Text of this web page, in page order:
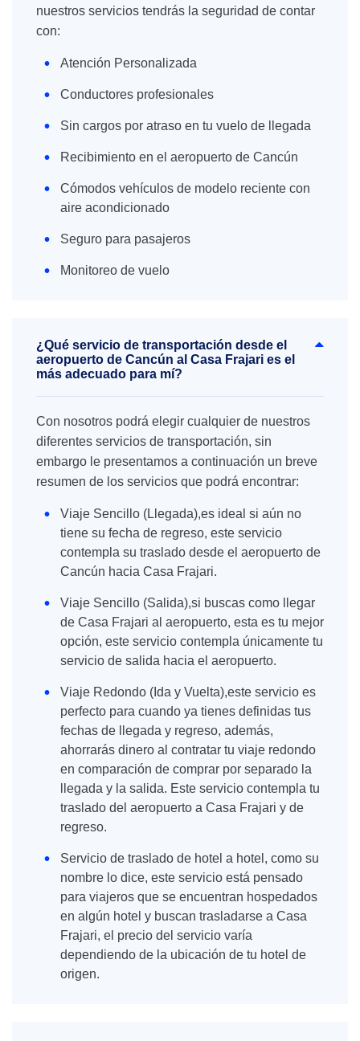
nuestros servicios tendrás la seguridad de contar
con:
Atención Personalizada
Conductores profesionales
Sin cargos por atraso en tu vuelo de llegada
Recibimiento en el aeropuerto de Cancún
Cómodos vehículos de modelo reciente con
aire acondicionado
Seguro para pasajeros
Monitoreo de vuelo
¿Qué servicio de transportación desde el
aeropuerto de Cancún al Casa Frajari es el
más adecuado para mí?
Con nosotros podrá elegir cualquier de nuestros
diferentes servicios de transportación, sin
embargo le presentamos a continuación un breve
resumen de los servicios que podrá encontrar:
Viaje Sencillo (Llegada),es ideal si aún no
tiene su fecha de regreso, este servicio
contempla su traslado desde el aeropuerto de
Cancún hacia Casa Frajari.
Viaje Sencillo (Salida),si buscas como llegar
de Casa Frajari al aeropuerto, esta es tu mejor
opción, este servicio contempla únicamente tu
servicio de salida hacia el aeropuerto.
Viaje Redondo (Ida y Vuelta),este servicio es
perfecto para cuando ya tienes definidas tus
fechas de llegada y regreso, además,
ahorrarás dinero al contratar tu viaje redondo
en comparación de comprar por separado la
llegada y la salida. Este servicio contempla tu
traslado del aeropuerto a Casa Frajari y de
regreso.
Servicio de traslado de hotel a hotel, como su
nombre lo dice, este servicio está pensado
para viajeros que se encuentran hospedados
en algún hotel y buscan trasladarse a Casa
Frajari, el precio del servicio varía
dependiendo de la ubicación de tu hotel de
origen.